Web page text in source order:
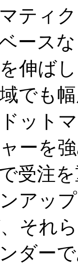
ティ
ース
伸ば
でも
ット
ーを
受注
アッ
それ
ダー